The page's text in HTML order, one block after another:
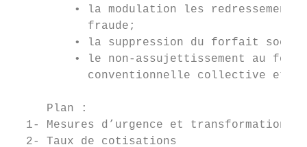
• la modulation les
           fraude;
• la suppression du forfait
• le non-assujettissement au
conventionnelle collective et
     Plan :
1- Mesures d’urgence et transformation
2- Taux de cotisations